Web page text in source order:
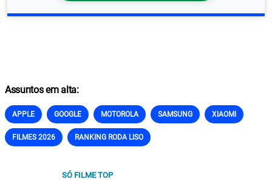
Assuntos em alta:
APPLE GOOGLE MOTOROLA SAMSUNG XIAOMI
FILMES 2026 RANKING RODA LISO
SÓ FILME TOP